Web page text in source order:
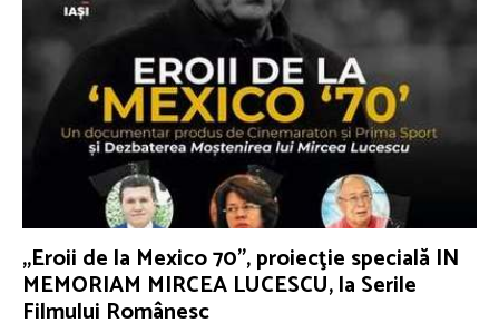
„Eroii de la Mexico 70”, proiecţie specială IN
MEMORIAM MIRCEA LUCESCU, la Serile
Filmului Românesc